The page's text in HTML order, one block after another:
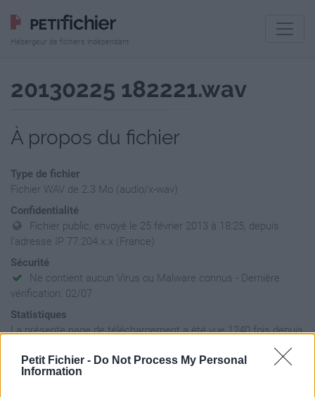
Petit Fichier - Do Not Process My Personal
Information
Hébergeur de fichiers indépendant
20130225 182221.wav
À propos du fichier
Type de fichier
Fichier WAV de 2.3 Mo (audio/x-wav)
Confidentialité
Fichier public, envoyé le 25 février 2013 à 18:25, depuis
l'adresse IP 77.204.x.x (France)
Sécurité
Ne contient aucun Virus ou Malware connus - Dernière
vérification: 02/07
Statistiques
La présente page de téléchargement a été vue 1240 fois depuis
Page de téléchargement